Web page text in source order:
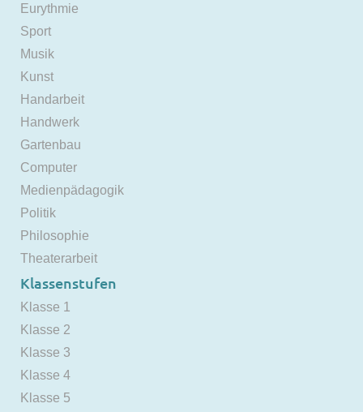
Eurythmie
Sport
Musik
Kunst
Handarbeit
Handwerk
Gartenbau
Computer
Medienpädagogik
Politik
Philosophie
Theaterarbeit
Klassenstufen
Klasse 1
Klasse 2
Klasse 3
Klasse 4
Klasse 5